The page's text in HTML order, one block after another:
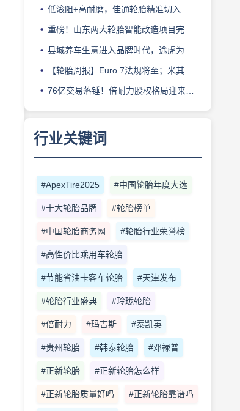
低滚阻+高耐磨，佳通轮胎精准切入新能源轻卡赛道
重磅！山东两大轮胎智能改造项目完成备案
县城养车生意进入品牌时代，途虎为何此时加码“万镇万店”？
【轮胎周报】Euro 7法规将至；米其林上半年营收超千亿；倍耐力上半年盈利稳增；龙星炭黑斩获欧洲近万吨订单
76亿交易落锤！倍耐力股权格局迎来重塑
行业关键词
#ApexTire2025 #中国轮胎年度大选
#十大轮胎品牌 #轮胎榜单
#中国轮胎商务网 #轮胎行业荣誉榜
#高性价比乘用车轮胎
#节能省油卡客车轮胎 #天津发布
#轮胎行业盛典 #玲珑轮胎
#倍耐力 #玛吉斯 #泰凯英
#贵州轮胎 #韩泰轮胎 #邓禄普
#正新轮胎 #正新轮胎怎么样
#正新轮胎质量好吗 #正新轮胎靠谱吗